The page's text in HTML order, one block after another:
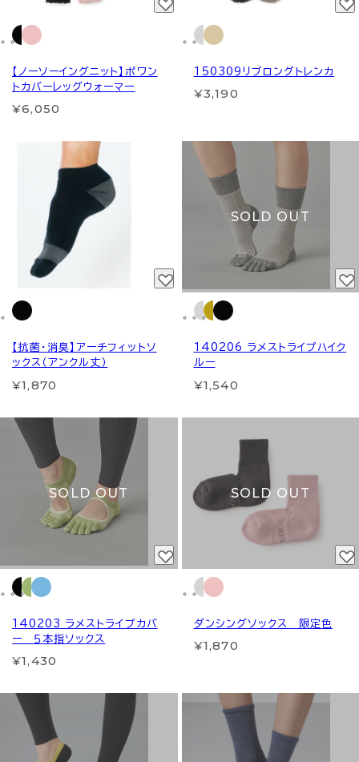
【ノーソーイングニット】ポワン
トカバーレッグウォーマー
¥6,050
150309リブロングトレンカ
¥3,190
【抗菌・消臭】アーチフィットソ
ックス（アンクル丈）
¥1,870
SOLD OUT
140206 ラメストライプハイク
ルー
¥1,540
SOLD OUT
140203 ラメストライプカバ
ー ５本指ソックス
¥1,430
SOLD OUT
ダンシングソックス 限定色
¥1,870